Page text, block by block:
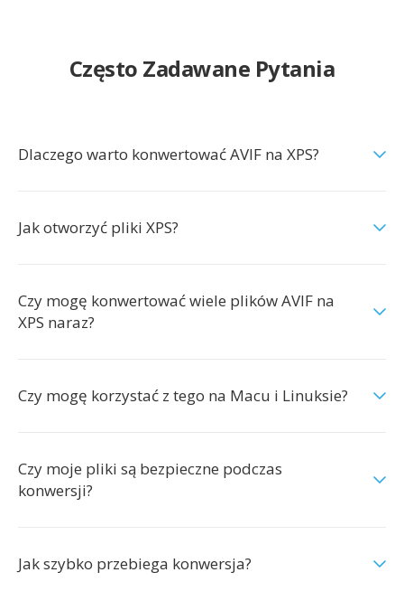
Często Zadawane Pytania
Dlaczego warto konwertować AVIF na XPS?
Jak otworzyć pliki XPS?
Czy mogę konwertować wiele plików AVIF na
XPS naraz?
Czy mogę korzystać z tego na Macu i Linuksie?
Czy moje pliki są bezpieczne podczas
konwersji?
Jak szybko przebiega konwersja?